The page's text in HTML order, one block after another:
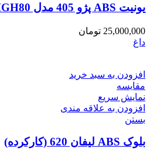
یونیت ABS پژو 405 مدل MGH80 کروز
25,000,000 تومان
داغ
افزودن به سبد خرید
مقایسه
نمایش سریع
افزودن به علاقه مندی
بستن
بلوک ABS لیفان 620 (کارکرده)